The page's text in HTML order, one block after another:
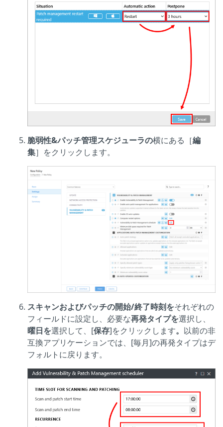
脆弱性&パッチ管理スケジューラの横にある［編
集］をクリックします。
スキャンおよびパッチの開始/終了時刻をそれぞれの
フィールドに設定し、必要な再発タイプを選択し、
曜日を選択して、[保存]をクリックします。 以前の非
互換アプリケーションでは、[毎月]の再発タイプはデ
フォルトに戻ります。